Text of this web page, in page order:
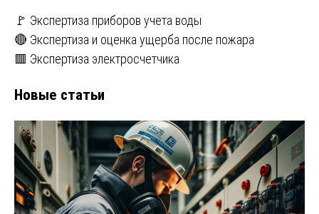
🚩 Экспертиза приборов учета воды
🔴 Экспертиза и оценка ущерба после пожара
🟥 Экспертиза электросчетчика
Новые статьи